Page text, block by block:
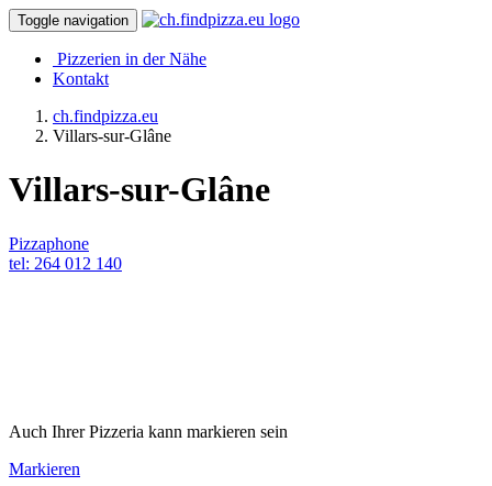
Toggle navigation
Pizzerien in der Nähe
Kontakt
ch.findpizza.eu
Villars-sur-Glâne
Villars-sur-Glâne
Pizzaphone
tel: 264 012 140
Auch Ihrer Pizzeria kann markieren sein
Markieren